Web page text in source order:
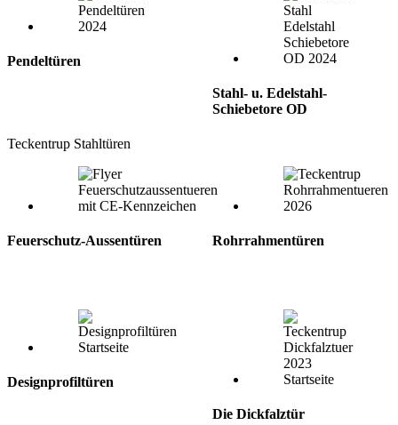
Pendeltüren
Stahl- u. Edelstahl-
Schiebetore OD
Teckentrup Stahltüren
Feuerschutz-Aussentüren Rohrrahmentüren
Designprofiltüren
Die Dickfalztür